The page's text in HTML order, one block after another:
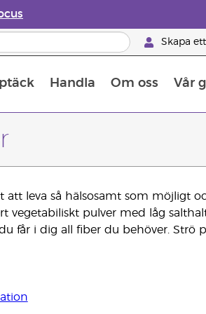
Skapa
Handla Om oss Vår
att leva så hälsosamt som möjligt
vegetabiliskt pulver med låg
får i dig all fiber du behöver. Strö